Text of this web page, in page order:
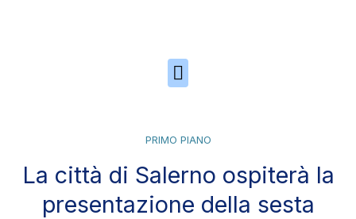
PRIMO PIANO
La città di Salerno ospiterà la
presentazione della sesta